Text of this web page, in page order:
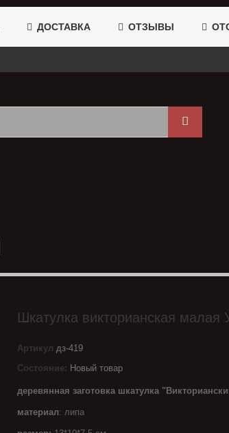
ДОСТАВКА ОТЗЫВЫ
Шкатулка викторианская малая
Артикул дз-419
Состояние: Новый товар
деревянная заготовка шкатулка
материал: липа